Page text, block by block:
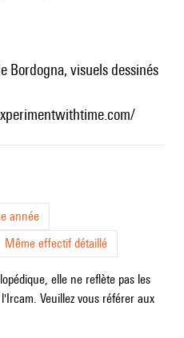
Bordogna, visuels dessinés
année
Même effectif détaillé
elle ne reflète pas les
Veuillez vous référer aux